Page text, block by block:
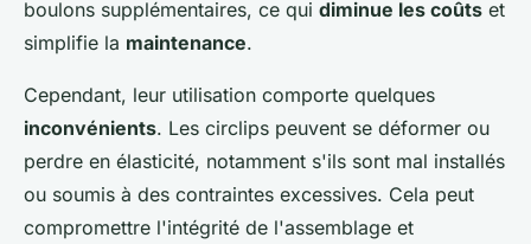
boulons supplémentaires, ce qui diminue les coûts et
simplifie la maintenance.
Cependant, leur utilisation comporte quelques
inconvénients. Les circlips peuvent se déformer ou
perdre en élasticité, notamment s'ils sont mal installés
ou soumis à des contraintes excessives. Cela peut
compromettre l'intégrité de l'assemblage et